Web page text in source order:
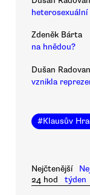
Zdeněk Bárta
na hnědou?
Dušan
vznikla
#Klausův
Nejčtenější
24 hod
týden